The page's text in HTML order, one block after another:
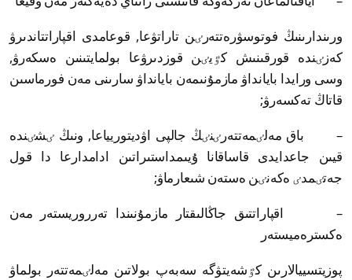
ورىندارىنىڭ فوتوسۋرەتتەرٸن تاراتۋعا, قوعامدى اقپاراتتاندىرۋ
كەزٸندە قورقىنىش كٷيٸن قوزدىرۋعا بولمايتىنىن ەسكەرۋ,
وسى ورايدا بايانداۋ مازمۇنىمەن بايانداۋ سارىنى مەن فورماسىن
قاتاڭ تەكسەرۋ;
– باق مەلٸمەتتەرٸنٸڭ جالپى اۋديتوريياعا, ونىڭ ٸشٸندە
قيىن جاعدايدى قاساقانا ۇيىمداستىراتىن ادامدارعا دا قول
جەتٸمدٸ ەكەنٸن ەستەن شىعارماۋ;
– اقپاراتتىق جاڭالىقتار مازمۇنىندا تەرروريستەر مەن
ەكسترەميستەر
پوزيتسييالارىن كٷشەيتۋگە سەبەپ بولاتىن مەلٸمەتتەر بولماۋ